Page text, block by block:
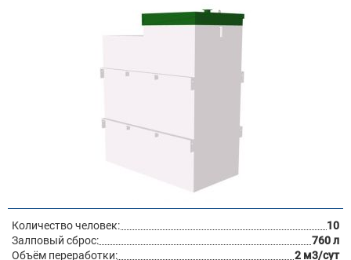
Количество человек:
10
Залповый сброс:
760 л
Объём переработки:
2 м3/сут